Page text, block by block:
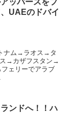
ッバースをフ
UAEのドバイ
ナム→ラオス→タ
→カザフスタン→
ェリーでアラブ
ンドへ！！ハ